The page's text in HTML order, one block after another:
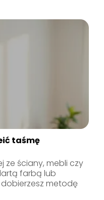
taśmę
ze ściany, mebli czy
farbą lub
metodę